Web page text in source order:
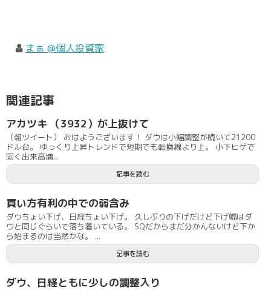
まぁ @個人投資家
関連記事
アカツキ （3932）が上抜けて
（朝ツイート） おはようございます！ ダウは小幅調整が続いて21200
ドル台。 ゆっくり上昇トレンドで短期でも転換線より上。 小下ヒゲで
固く出来高増...
記事を読む
買い方有利の中での弱含み
ダウちょい下げ、日経ちょい下げ。 久しぶりの下げだけど下げ幅はダ
ウと同じぐらいで落ち着いている。 SQだからまだ分かんないけど下か
ら始まるのは当然かな。 ...
記事を読む
ダウ、日経ともに少しの調整入り